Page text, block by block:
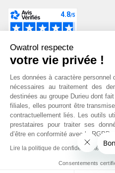
Owatrol respecte
votre vie privée !
Les données à caractère
nécessaires au traitement des
destinées au groupe Durieu dont
filiales, elles pourront être
contractuellement liés. Les outils
prestataires pour traiter ses
d’être en conformité avec le RGPD
Lire la politique de confidentialité
Consentements
Suivez-nous sur
astuces,
©